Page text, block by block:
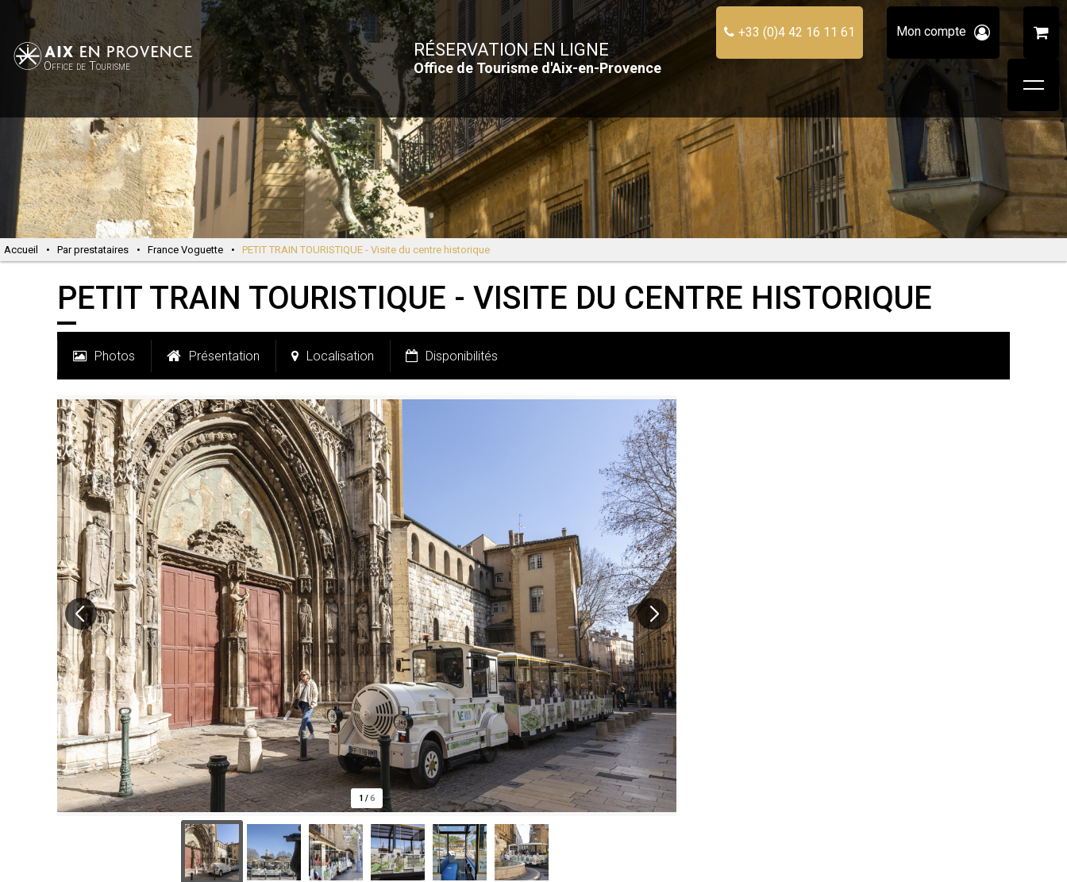
Office de Tourisme
RÉSERVATION EN LIGNE
Office de Tourisme d'Aix-en-Provence
+33 (0)4 42 16 11 61 Mon compte
Accueil • Par prestataires • France Voguette • PETIT TRAIN TOURISTIQUE - Visite du centre historique
PETIT TRAIN TOURISTIQUE - VISITE DU CENTRE HISTORIQUE
Photos Présentation Localisation Disponibilités
1 /6